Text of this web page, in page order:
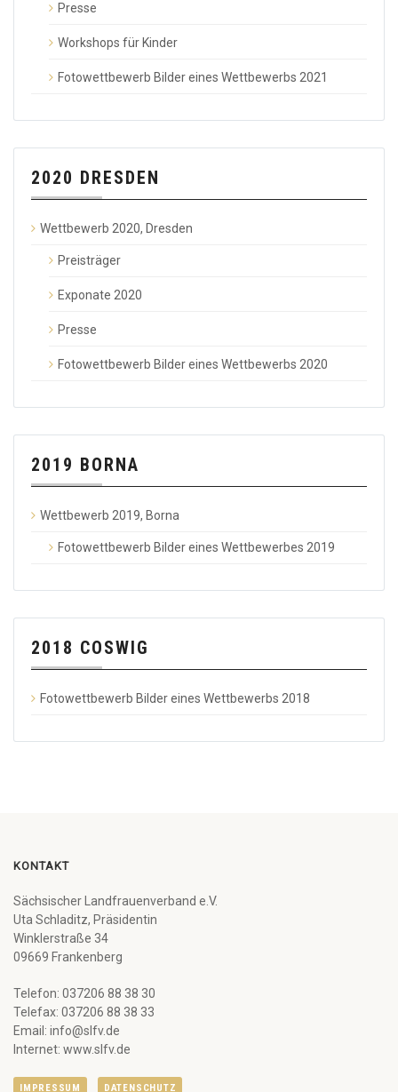
Presse
Workshops für Kinder
Fotowettbewerb Bilder eines Wettbewerbs 2021
2020 DRESDEN
Wettbewerb 2020, Dresden
Preisträger
Exponate 2020
Presse
Fotowettbewerb Bilder eines Wettbewerbs 2020
2019 BORNA
Wettbewerb 2019, Borna
Fotowettbewerb Bilder eines Wettbewerbes 2019
2018 COSWIG
Fotowettbewerb Bilder eines Wettbewerbs 2018
KONTAKT
Sächsischer Landfrauenverband e.V.
Uta Schladitz, Präsidentin
Winklerstraße 34
09669 Frankenberg
Telefon: 037206 88 38 30
Telefax: 037206 88 38 33
Email: info@slfv.de
Internet: www.slfv.de
IMPRESSUM DATENSCHUTZ